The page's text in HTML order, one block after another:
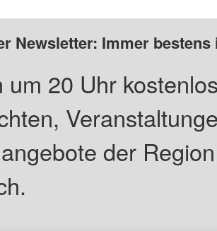
Newsletter: Immer
um 20 Uhr
der